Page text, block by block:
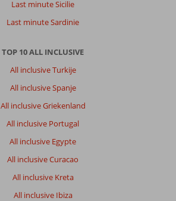
Last minute Sicilie
Last minute Sardinie
TOP 10 ALL INCLUSIVE
All inclusive Turkije
All inclusive Spanje
All inclusive Griekenland
All inclusive Portugal
All inclusive Egypte
All inclusive Curacao
All inclusive Kreta
All inclusive Ibiza